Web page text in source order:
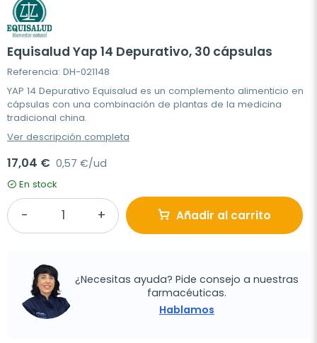
Equisalud Yap 14 Depurativo, 30 cápsulas
Referencia: DH-021148
YAP 14 Depurativo Equisalud es un complemento alimenticio en
cápsulas con una combinación de plantas de la medicina
tradicional china.
Ver descripción completa
17,04 € 0,57 €/ud
En stock
Añadir al carrito
¿Necesitas ayuda? Pide consejo a nuestras
farmacéuticas.
Hablamos